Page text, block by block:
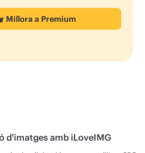
Millora a Premium
d'imatges amb iLoveIMG